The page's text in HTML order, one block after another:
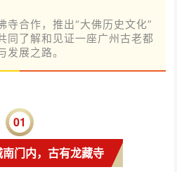
寺合作，推出“大佛历史文化”
同了解和见证一座广州古老都
发展之路。
01
门内，古有龙藏寺